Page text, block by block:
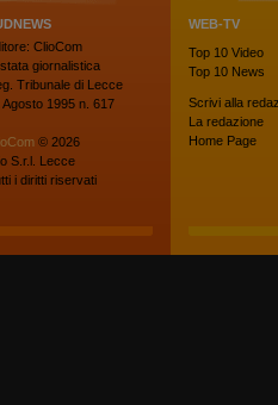
ClioCom
giornalistica
Tribunale di Lecce
Agosto 1995 n. 617
© 2026
S.r.l. Lecce
i diritti riservati
WEB-TV
Top 10 Video
Top 10 News
Scrivi alla
La redazione
Home Page